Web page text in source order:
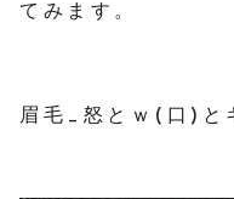
てみます。
眉毛_怒とｗ(口)